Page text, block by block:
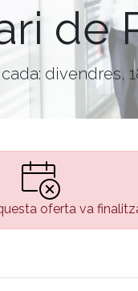
de
divendres,
oferta va